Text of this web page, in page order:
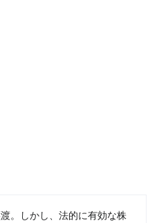
。しかし、法的に有効な株